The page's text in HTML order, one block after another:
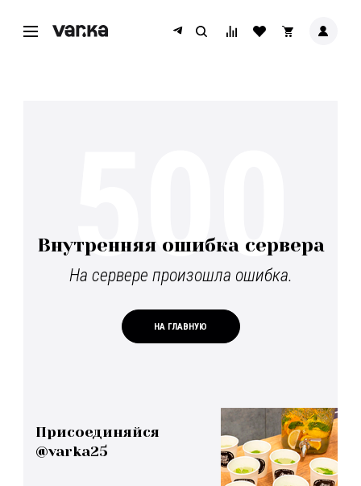
Внутренняя ошибка сервера
На сервере произошла ошибка.
НА ГЛАВНУЮ
500
Присоединяйся
@varka25